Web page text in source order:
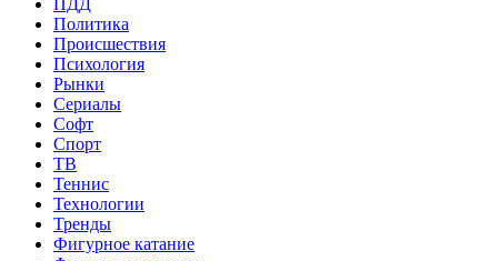
Политика
Происшествия
Психология
Рынки
Сериалы
Софт
Спорт
ТВ
Теннис
Технологии
Тренды
Фигурное катание